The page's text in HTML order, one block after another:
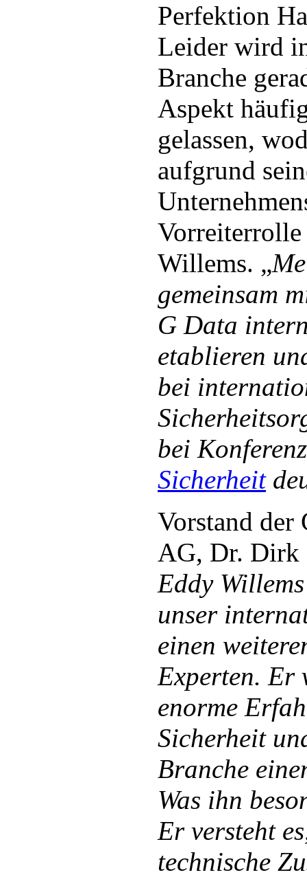
Perfektion
Leider wird
Branche
Aspekt
gelassen,
aufgrund
Willems. „
gemeinsam
G Data
etablieren
bei
bei
Sicherheit
Vorstand der
AG, Dr. Dirk
Eddy
unser
einen
Experten. Er
enorme
Sicherheit
Branche
Was ihn
Er versteht
technische